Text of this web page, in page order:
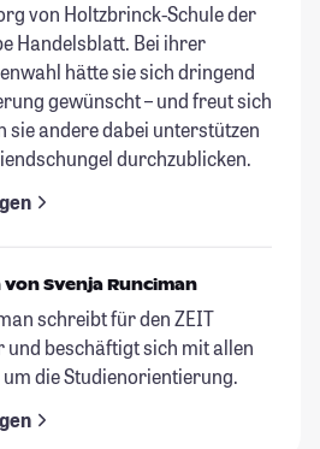
von Holtzbrinck-Schule der
Handelsblatt. Bei ihrer
hätte sie sich dringend
gewünscht – und freut sich
sie andere dabei unterstützen
durchzublicken.
Svenja Runciman
schreibt für den ZEIT
und beschäftigt sich mit allen
die Studienorientierung.